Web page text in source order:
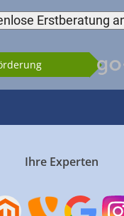
Ihre Experten